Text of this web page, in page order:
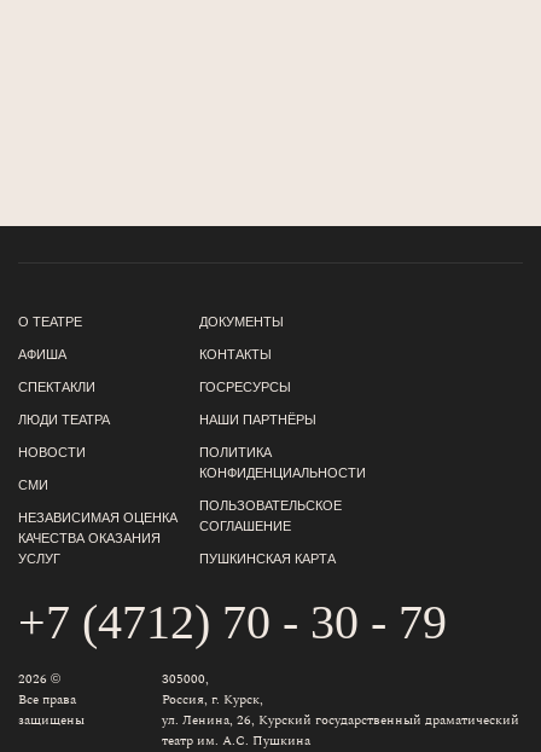
О ТЕАТРЕ
АФИША
СПЕКТАКЛИ
ЛЮДИ ТЕАТРА
НОВОСТИ
СМИ
НЕЗАВИСИМАЯ ОЦЕНКА
КАЧЕСТВА ОКАЗАНИЯ
УСЛУГ
ДОКУМЕНТЫ
КОНТАКТЫ
ГОСРЕСУРСЫ
НАШИ ПАРТНЁРЫ
ПОЛИТИКА
КОНФИДЕНЦИАЛЬНОСТИ
ПОЛЬЗОВАТЕЛЬСКОЕ
СОГЛАШЕНИЕ
ПУШКИНСКАЯ КАРТА
+7 (4712) 70 - 30 - 79
2026 ©
Все права
защищены
305000,
Россия, г. Курск,
ул. Ленина, 26, Курский государственный драматический
театр им. А.С. Пушкина